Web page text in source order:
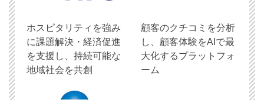
ホスピタリティを強み
に課題解決・経済促進
を支援し、持続可能な
地域社会を共創
顧客のクチコミを分析
し、顧客体験をAIで最
大化するプラットフォ
ーム